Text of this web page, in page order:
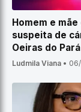
Homem e
suspeita de
Oeiras do Pará
Ludmila Viana •